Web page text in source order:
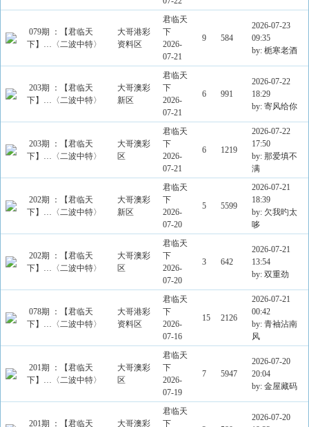
079期 ：【君临天
下】…〈二波中特〉
大哥港彩
资料区
君临天
下
2026-
07-21
9 584
2026-07-23
09:35
by: 栀寒老酒
203期 ：【君临天
下】…〈二波中特〉
大哥澳彩
新区
君临天
下
2026-
07-21
6 991
2026-07-22
18:29
by: 寄风给你
203期 ：【君临天
下】…〈二波中特〉
大哥澳彩
区
君临天
下
2026-
07-21
6 1219
2026-07-22
17:50
by: 那爱填不
满
202期 ：【君临天
下】…〈二波中特〉
大哥澳彩
新区
君临天
下
2026-
07-20
5 5599
2026-07-21
18:39
by: 欠我旳太
哆
202期 ：【君临天
下】…〈二波中特〉
大哥澳彩
区
君临天
下
2026-
07-20
3 642
2026-07-21
13:54
by: 双重劲
078期 ：【君临天
下】…〈二波中特〉
大哥港彩
资料区
君临天
下
2026-
07-16
15 2126
2026-07-21
00:42
by: 青袖沾南
风
201期 ：【君临天
下】…〈二波中特〉
大哥澳彩
区
君临天
下
2026-
07-19
7 5947
2026-07-20
20:04
by: 金屋藏码
201期 ：【君临天 大哥澳彩
君临天
下
2026-07-20